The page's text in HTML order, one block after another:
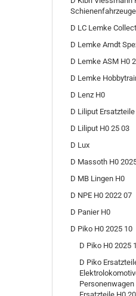
D LC Lemke
D Lemke Arndt
D Lemke ASM H0
D Lemke
D Lenz H0
D Liliput
D Liliput H0 25 03
D Lux
D Massoth H0
D MB Lingen H0
D NPE H0 2022 07
D Panier H0
D Piko H0 2025 10
D Piko H0 2025
D Piko